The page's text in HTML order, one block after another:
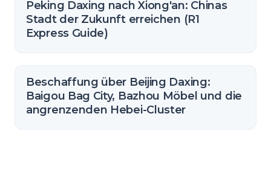
Peking Daxing nach Xiong'an: Chinas
Stadt der Zukunft erreichen (R1
Express Guide)
Beschaffung über Beijing Daxing:
Baigou Bag City, Bazhou Möbel und die
angrenzenden Hebei-Cluster